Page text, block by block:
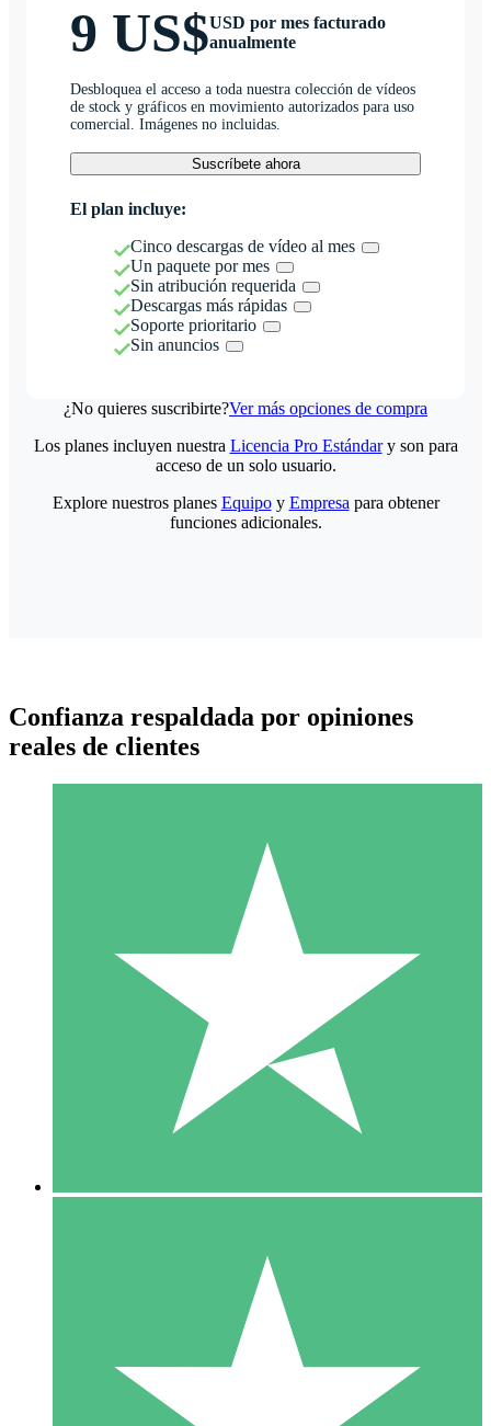
9 US$USD por mes facturado
anualmente
Desbloquea el acceso a toda nuestra colección de vídeos
de stock y gráficos en movimiento autorizados para uso
comercial. Imágenes no incluidas.
Suscríbete ahora
El plan incluye:
Cinco descargas de vídeo al mes
Un paquete por mes
Sin atribución requerida
Descargas más rápidas
Soporte prioritario
Sin anuncios
¿No quieres suscribirte?Ver más opciones de compra
Paquetes de Créditos Individuales
Paga según el uso con créditos de descarga. Sin compromiso
10 00
10 Descargas
20 00
Los planes incluyen nuestra Licencia Pro Estándary son para
acceso de un solo usuario.
Explore nuestros planes Equipoy Empresa para obtener
funciones adicionales.
Confianza respaldada por opiniones
reales de clientes